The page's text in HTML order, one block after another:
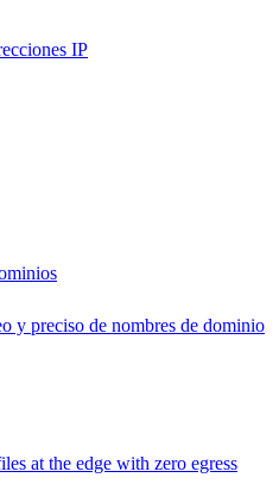
IP
y preciso de nombres de dominio
at the edge with zero egress